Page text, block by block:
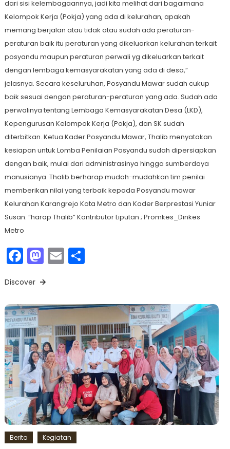
dari sisi kelembagaannya, jadi kita melihat dari bagaimana
Kelompok Kerja (Pokja) yang ada di kelurahan, apakah
memang berjalan atau tidak atau sudah ada peraturan-
peraturan baik itu peraturan yang dikeluarkan kelurahan terkait
posyandu maupun peraturan perwali yg dikeluarkan terkait
dengan lembaga kemasyarakatan yang ada di desa,”
jelasnya. Secara keseluruhan, Posyandu Mawar sudah cukup
baik sesuai dengan peraturan-peraturan yang ada. Sudah ada
perwalinya tentang Lembaga Kemasyarakatan Desa (LKD),
Kepengurusan Kelompok Kerja (Pokja), dan SK sudah
diterbitkan. Ketua Kader Posyandu Mawar, Thalib menyatakan
kesiapan untuk Lomba Penilaian Posyandu sudah dipersiapkan
dengan baik, mulai dari administrasinya hingga sumberdaya
manusianya. Thalib berharap mudah-mudahkan tim penilai
memberikan nilai yang terbaik kepada Posyandu mawar
Kelurahan Karangrejo Kota Metro dan Kader Berprestasi Yuniar
Susan. “harap Thalib” Kontributor Liputan ; Promkes_Dinkes
Metro
Facebook
Mastodon
EmailShare
Discover
Berita Kegiatan